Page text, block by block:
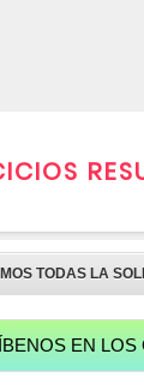
TODAS LA
LOS